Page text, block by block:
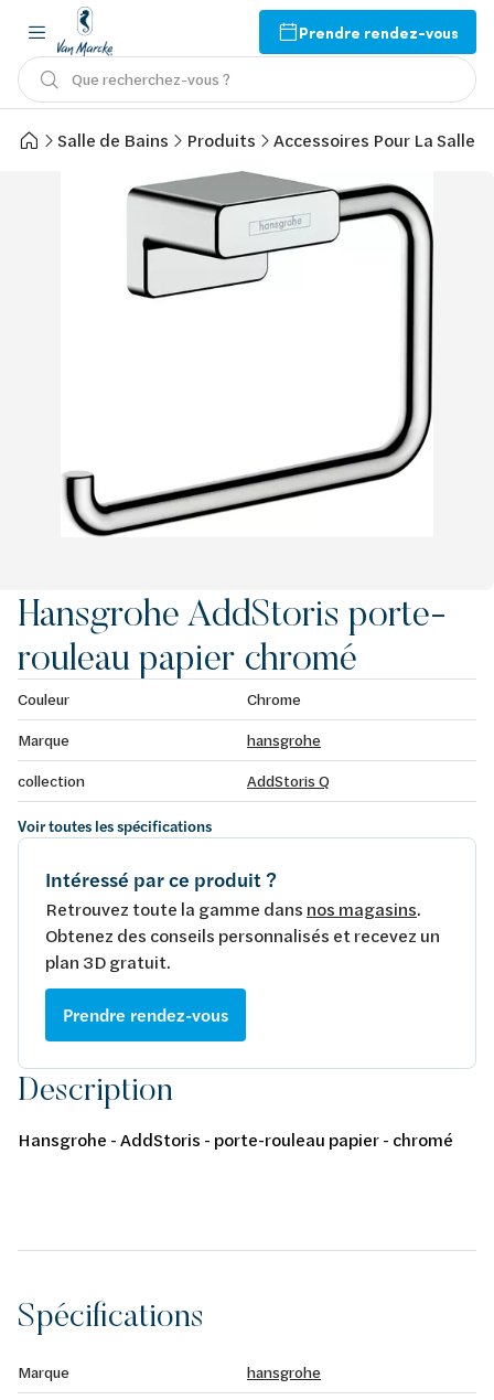
Prendre rendez-vous
Que recherchez-vous ?
Salle de Bains Produits Accessoires Pour La Salle
Hansgrohe AddStoris porte-
rouleau papier chromé
Couleur
Chrome
Marque
hansgrohe
collection
AddStoris Q
Voir toutes les spécifications
Intéressé par ce produit ?
Retrouvez toute la gamme dans nos magasins.
Obtenez des conseils personnalisés et recevez un
plan 3D gratuit.
Prendre rendez-vous
Description
Hansgrohe - AddStoris - porte-rouleau papier - chromé
Spécifications
Marque
hansgrohe